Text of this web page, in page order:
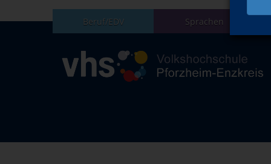
Beruf/EDV Sprachen